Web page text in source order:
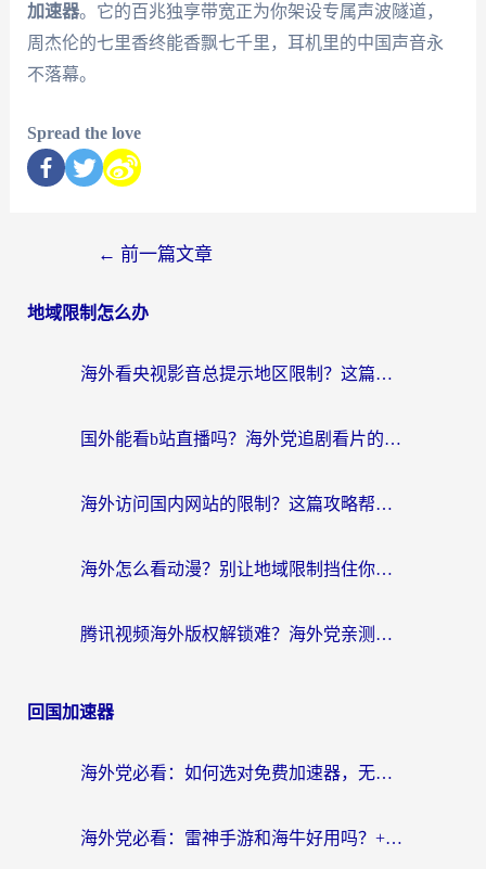
加速器。它的百兆独享带宽正为你架设专属声波隧道，
周杰伦的七里香终能香飘七千里，耳机里的中国声音永
不落幕。
Spread the love
← 前一篇文章
地域限制怎么办
海外看央视影音总提示地区限制？这篇教你选对回国加速器，流畅追剧不踩坑
国外能看b站直播吗？海外党追剧看片的终极解决方案来了
海外访问国内网站的限制？这篇攻略帮你无缝解锁12306、12123和国内影音
海外怎么看动漫？别让地域限制挡住你的追番快乐
腾讯视频海外版权解锁难？海外党亲测：选对回国加速器，追剧观影零障碍
回国加速器
海外党必看：如何选对免费加速器，无缝访问国内资源不踩坑？
海外党必看：雷神手游和海牛好用吗？+3款热门加速器实测对比，附番茄加速器无缝回国指南